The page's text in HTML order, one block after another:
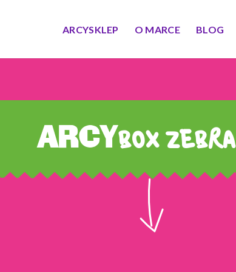
ARCYSKLEP O MARCE BLOG
ARCYBOX ZEBRA